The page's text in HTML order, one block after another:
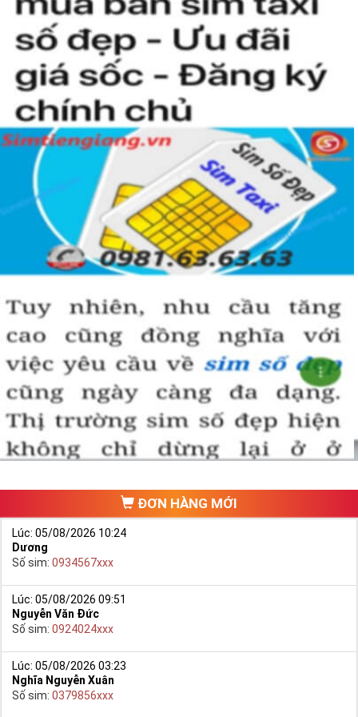
kiện để sở hữu một sim tứ quý 2 này, bởi vậy chỉ cần nhìn vào
người khác cũng sẽ biết được vị trí của bạn trong xã hội là như thế
nào rồi?
Hướng dẫn mua Sim Tứ Quý 2 tại
Simtiengiang.vn.
Sim Tiền Giang là đơn vị cung cấp
Tứ Quý, sim giá rẻ uy
tín chất lượng.
Chọn mua sim số đẹp thường mất nhiều thời gian ở khoản lựa số,
một số phải vừa đẹp, vừa tốt về phong thủy thì mới là sim hoàn
hảo. Vậy phải làm sao?
- Cách nhanh nhất để chọn mua được Sim Tứ Quý 2 là bạn vào
trang chủ của Sim Tiền Giang, chọn mục “
Sim giảm giá
“ ở ngay đầu
trang chủ. Đây là danh sách sim được đại lý giảm giá vì một số lý
Ngoài ra quý khách chưa ưng ý về Sim Tứ Quý 2 có cũng thể tham
khảo thêm Sim Vinaphone,Sim Gmobile, Sim Tứ Quý Giữa
ĐƠN HÀNG MỚI
Lúc: 05/08/2026 10:24
Dương
Số sim: 0934567xxx
Lúc: 05/08/2026 09:51
Nguyễn Văn Đức
Số sim: 0924024xxx
Lúc: 05/08/2026 03:23
Nghĩa Nguyễn Xuân
Số sim: 0379856xxx